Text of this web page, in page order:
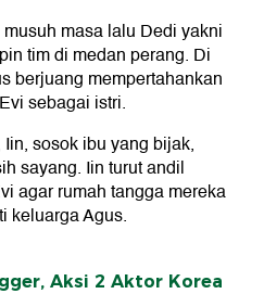
masa lalu Dedi yakni
tim di medan perang. Di
berjuang mempertahankan
sebagai istri.
sosok ibu yang bijak,
sayang. Iin turut andil
agar rumah tangga mereka
keluarga Agus.
Aksi 2 Aktor Korea